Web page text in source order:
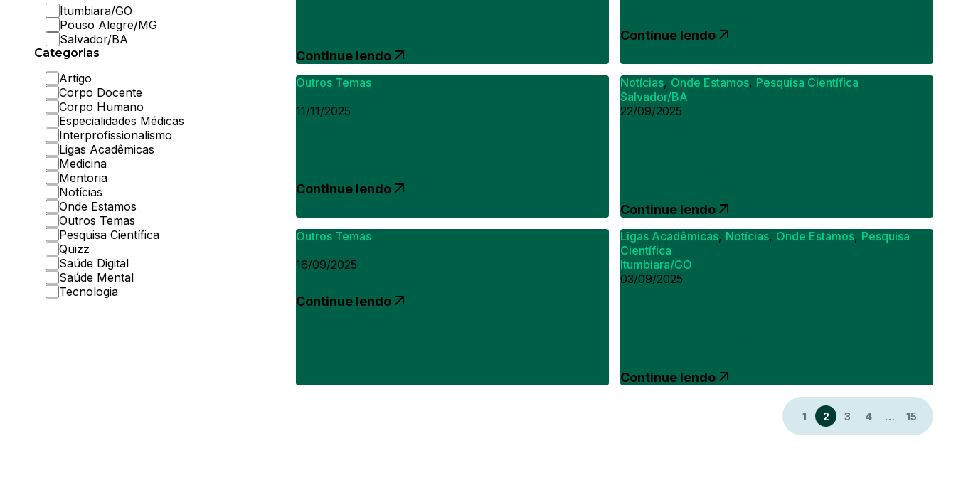
Itumbiara/GO
Pouso Alegre/MG
Salvador/BA
Categorias
Artigo
Corpo Docente
Corpo Humano
Especialidades Médicas
Interprofissionalismo
Ligas Acadêmicas
Medicina
Mentoria
Notícias
Onde Estamos
Outros Temas
Pesquisa Científica
Quizz
Saúde Digital
Saúde Mental
Tecnologia
Continue lendo
Continue lendo
Outros Temas
11/11/2025
Continue lendo
Notícias, Onde Estamos, Pesquisa Científica
Salvador/BA
22/09/2025
Continue lendo
Outros Temas
16/09/2025
Continue lendo
Ligas Acadêmicas, Notícias, Onde Estamos, Pesquisa
Científica
Itumbiara/GO
03/09/2025
Continue lendo
1 2 3 4 … 15